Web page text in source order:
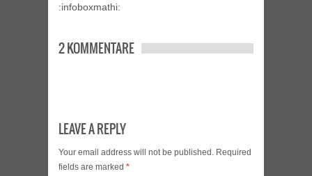
:infoboxmathi:
2 KOMMENTARE
LEAVE A REPLY
Your email address will not be published. Required
fields are marked *